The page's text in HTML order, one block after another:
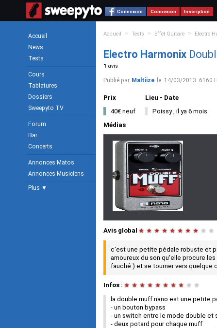
Connexion Connexion Inscription
Accueil
News
Tests
Cours
Tablatures
Dossiers
Sweepyto TV
Forum
Bar
Concerts
Annonces Matos
Annonces Musiciens
Plus ▼
Accueil > Tests > Effet Guitare > Electro
Electro Harmonix
1 avis
Publié par Maltiize le 14/03/2013 6160
Prix
40€ neuf
Lieu - Date
Poissy , il ya 6 mois
Médias
Avis global ★ ★ ★ ★ ★ ★ ★ ★ ★ ★
c'est une petite pédale robuste et
amoureux du son qu'elle procure
fauché ) et se tourner vers quelque
Infos : ★ ★ ★ ★ ★ ★ ★ ★ ★ ★
la double muff nano est une petite
- un bouton bypass
- un switch entre le mode double et
- deux potard pour chaque muff